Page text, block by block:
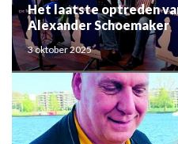
Het laatste optreden
Alexander Schoemaker
3 oktober 2025